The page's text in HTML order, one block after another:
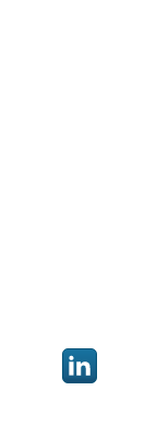
item opDeel dit